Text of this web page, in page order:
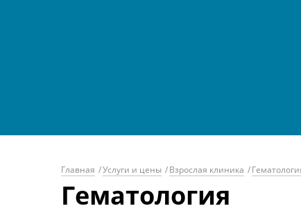
Главная /Услуги и цены /Взрослая клиника /
Гематология